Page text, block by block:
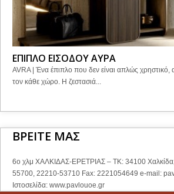
ΕΠΙΠΛΟ ΕΙΣΟΔΟΥ ΑΥΡΑ
AVRA | Ένα έπιπλο που δεν είναι απλώς χρηστικό,
τον κάθε χώρο. Η ζεστασιά...
ΒΡΕΙΤΕ ΜΑΣ
6ο χλμ ΧΑΛΚΙΔΑΣ-ΕΡΕΤΡΙΑΣ – ΤΚ: 34100
55700, 22210-53710 Fax: 2221054649 e-mail:
Ιστοσελίδα: www.pavlouoe.gr